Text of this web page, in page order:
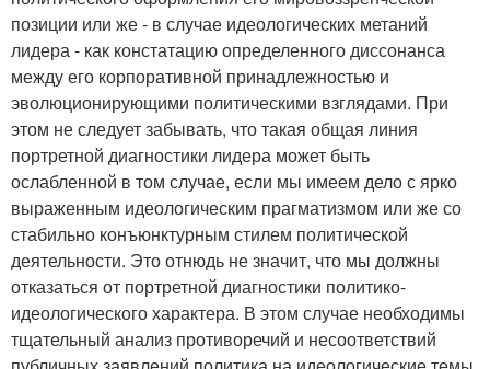
позиции или же - в случае идеологических метаний
лидера - как констатацию определенного диссонанса
между его корпоративной принадлежностью и
эволюционирующими политическими взглядами. При
этом не следует забывать, что такая общая линия
портретной диагностики лидера может быть
ослабленной в том случае, если мы имеем дело с ярко
выраженным идеологическим прагматизмом или же со
стабильно конъюнктурным стилем политической
деятельности. Это отнюдь не значит, что мы должны
отказаться от портретной диагностики политико-
идеологического характера. В этом случае необходимы
тщательный анализ противоречий и несоответствий